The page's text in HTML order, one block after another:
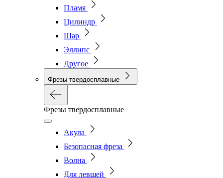
Пламя
Цилиндр
Шар
Эллипс
Другое
Фрезы твердосплавные
Фрезы твердосплавные
Акула
Безопасная фреза
Волна
Для левшей